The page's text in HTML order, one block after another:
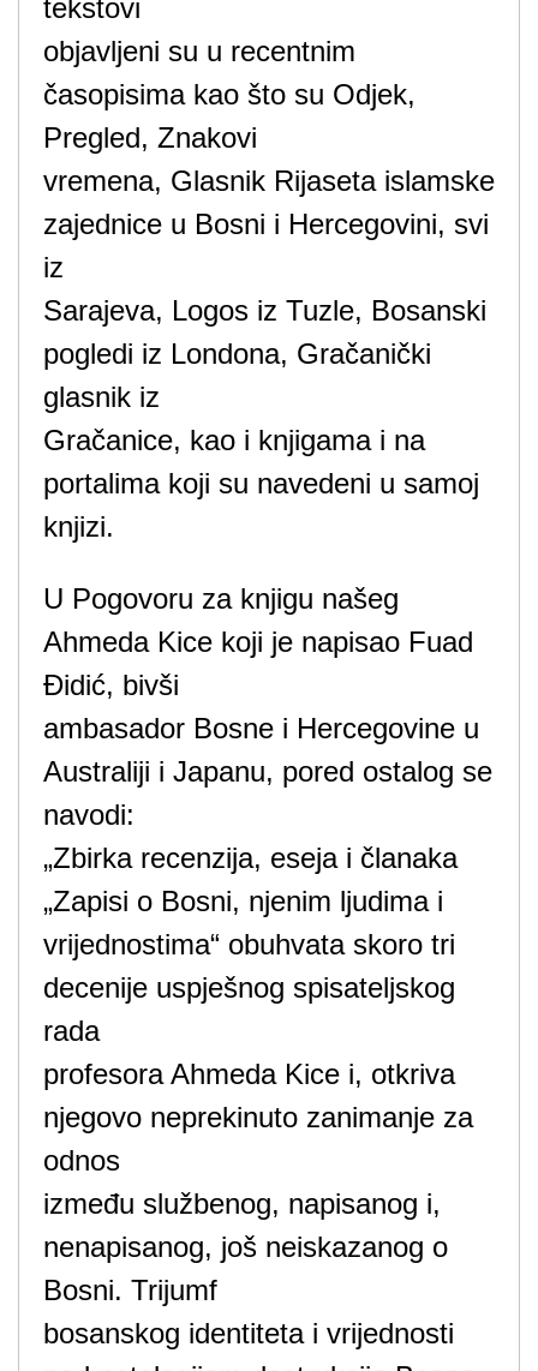
tekstovi
objavljeni su u recentnim
časopisima kao što su Odjek,
Pregled, Znakovi
vremena, Glasnik Rijaseta islamske
zajednice u Bosni i Hercegovini, svi
iz
Sarajeva, Logos iz Tuzle, Bosanski
pogledi iz Londona, Gračanički
glasnik iz
Gračanice, kao i knjigama i na
portalima koji su navedeni u samoj
knjizi.
U Pogovoru za knjigu našeg
Ahmeda Kice koji je napisao Fuad
Đidić, bivši
ambasador Bosne i Hercegovine u
Australiji i Japanu, pored ostalog se
navodi:
„Zbirka recenzija, eseja i članaka
„Zapisi o Bosni, njenim ljudima i
vrijednostima“ obuhvata skoro tri
decenije uspješnog spisateljskog
rada
profesora Ahmeda Kice i, otkriva
njegovo neprekinuto zanimanje za
odnos
između službenog, napisanog i,
nenapisanog, još neiskazanog o
Bosni. Trijumf
bosanskog identiteta i vrijednosti